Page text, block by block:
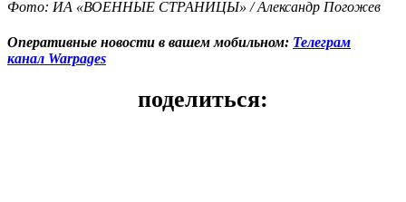
Фото: ИА «ВОЕННЫЕ СТРАНИЦЫ» / Александр Погожев
Оперативные новости в вашем мобильном: Телеграм
канал Warpages
поделиться: